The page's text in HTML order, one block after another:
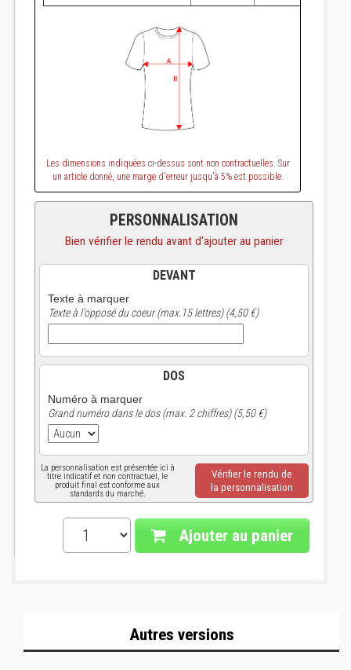
Les dimensions indiquées ci-dessus sont non contractuelles. Sur
un article donné, une marge d'erreur jusqu'à 5% est possible.
PERSONNALISATION
Bien vérifier le rendu avant d'ajouter au panier
DEVANT
Texte à marquer
Texte à l'opposé du coeur (max.15 lettres) (4,50 €)
DOS
Numéro à marquer
Grand numéro dans le dos (max. 2 chiffres) (5,50 €)
La personnalisation est présentée ici à
titre indicatif et non contractuel, le
produit final est conforme aux
standards du marché.
Vérifier le rendu de
la personnalisation
Ajouter au panier
Autres versions